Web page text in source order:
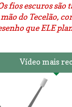
fios escuros são
do Tecelão,
que ELE
Vídeo mais